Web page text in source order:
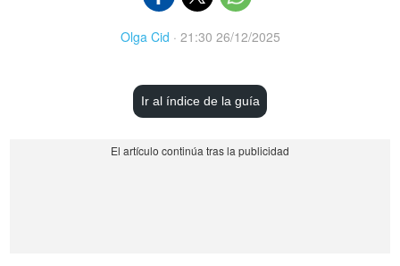
Olga Cid · 21:30 26/12/2025
Ir al índice de la guía